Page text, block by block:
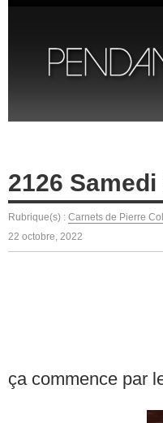
2126
Rubrique(s) : Carnets de Pierre
22 octobre, 2022
ça commence par